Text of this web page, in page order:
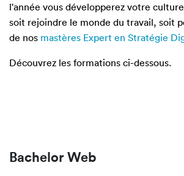
l'année vous développerez votre
soit rejoindre le monde du travail, soit
de nos mastères Expert en Stratégie
Découvrez les formations ci-dessous.
Bachelor Web